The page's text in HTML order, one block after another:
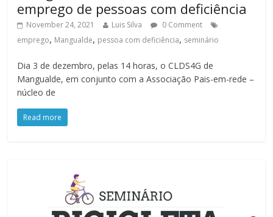
emprego de pessoas com deficiência
November 24, 2021 Luis Silva
0 Comment
emprego, Mangualde, pessoa com deficiência, seminário
Dia 3 de dezembro, pelas 14 horas, o CLDS4G de
Mangualde, em conjunto com a Associação Pais-em-rede –
núcleo de
Read more